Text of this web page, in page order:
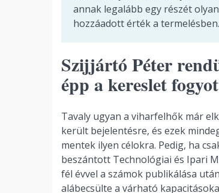
annak legalább egy részét
hozzáadott érték a termelésben.
Szijjártó Péter
épp a kereslet
Tavaly ugyan a viharfelhők már
került bejelentésre, és ezek
mentek ilyen célokra. Pedig, ha
beszántott Technológiai és Ipari
fél évvel a számok publikálása
alábecsülte a várható